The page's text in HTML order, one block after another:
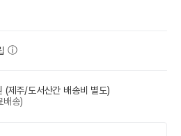
(제주/도서산간 배송비 별도)
배송)